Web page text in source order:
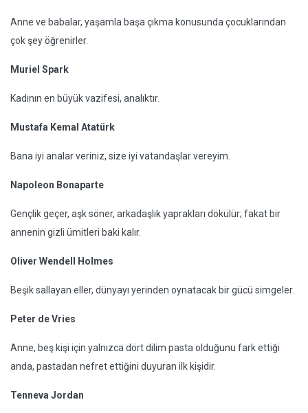
Anne ve babalar, yaşamla başa çıkma konusunda çocuklarından
çok şey öğrenirler.
Muriel Spark
Kadının en büyük vazifesi, analıktır.
Mustafa Kemal Atatürk
Bana iyi analar veriniz, size iyi vatandaşlar vereyim.
Napoleon Bonaparte
Gençlik geçer, aşk söner, arkadaşlık yaprakları dökülür; fakat bir
annenin gizli ümitleri baki kalır.
Oliver Wendell Holmes
Beşik sallayan eller, dünyayı yerinden oynatacak bir gücü simgeler.
Peter de Vries
Anne, beş kişi için yalnızca dört dilim pasta olduğunu fark ettiği
anda, pastadan nefret ettiğini duyuran ilk kişidir.
Tenneva Jordan